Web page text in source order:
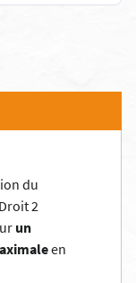
du
2
un
en